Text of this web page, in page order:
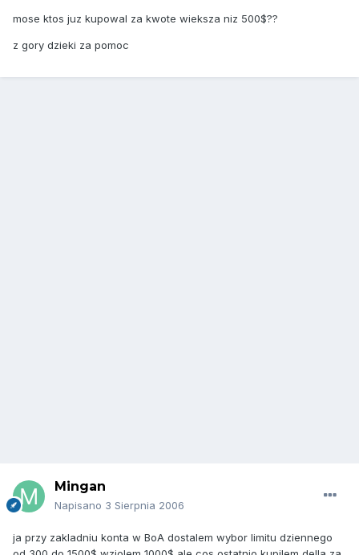
mose ktos juz kupowal za kwote wieksza niz 500$??
z gory dzieki za pomoc
Mingan
Napisano 3 Sierpnia 2006
ja przy zakladniu konta w BoA dostalem wybor limitu dziennego